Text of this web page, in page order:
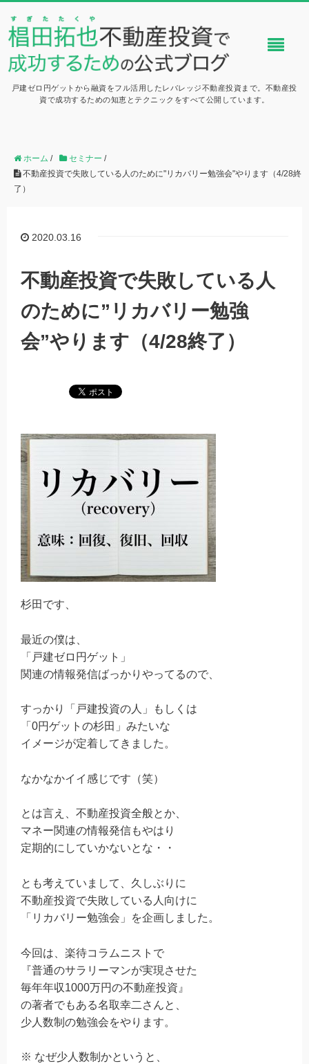
戸建ゼロ円ゲットから融資をフル活用したレバレッジ不動産投資まで。不動産投
資で成功するための知恵とテクニックをすべて公開しています。
ホーム / セミナー /
不動産投資で失敗している人のために"リカバリー勉強会"やります（4/28終
了）
2020.03.16
不動産投資で失敗している人
のために”リカバリー勉強
会”やります（4/28終了）
杉田です、
最近の僕は、
「戸建ゼロ円ゲット」
関連の情報発信ばっかりやってるので、
すっかり「戸建投資の人」もしくは
「0円ゲットの杉田」みたいな
イメージが定着してきました。
なかなかイイ感じです（笑）
とは言え、不動産投資全般とか、
マネー関連の情報発信もやはり
定期的にしていかないとな・・
とも考えていまして、久しぶりに
不動産投資で失敗している人向けに
「リカバリー勉強会」を企画しました。
今回は、楽待コラムニストで
『普通のサラリーマンが実現させた
毎年年収1000万円の不動産投資』
の著者でもある名取幸二さんと、
少人数制の勉強会をやります。
※ なぜ少人数制かというと、